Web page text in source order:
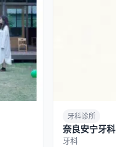
牙科诊所
奈良安宁牙科
牙科